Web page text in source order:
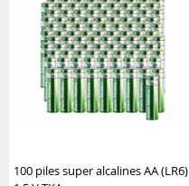
100 piles super alcalines AA (LR6)